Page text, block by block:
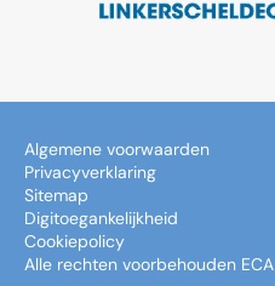
Algemene voorwaarden
Privacyverklaring
Sitemap
Digitoegankelijkheid
Cookiepolicy
Alle rechten voorbehouden ECA